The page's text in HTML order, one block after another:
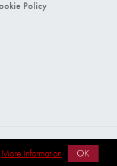
Policy
More information OK